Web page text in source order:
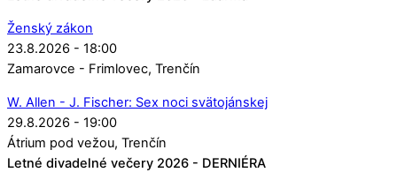
Ženský zákon
23.8.2026 - 18:00
Zamarovce - Frimlovec Trenčín
W. Allen - J. Fischer: Sex noci svätojánskej
29.8.2026 - 19:00
Átrium pod vežou Trenčín
Letné divadelné večery 2026 - DERNIÉRA